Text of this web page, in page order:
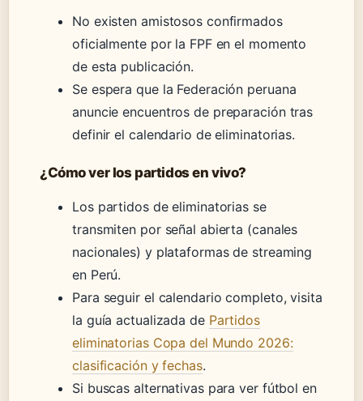
No existen amistosos confirmados
oficialmente por la FPF en el momento
de esta publicación.
Se espera que la Federación peruana
anuncie encuentros de preparación tras
definir el calendario de eliminatorias.
¿Cómo ver los partidos en vivo?
Los partidos de eliminatorias se
transmiten por señal abierta (canales
nacionales) y plataformas de streaming
en Perú.
Para seguir el calendario completo, visita
la guía actualizada de Partidos
eliminatorias Copa del Mundo 2026:
clasificación y fechas.
Si buscas alternativas para ver fútbol en